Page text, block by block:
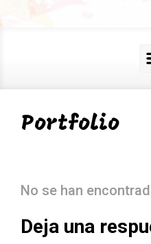
Portfolio
No se han
Deja una